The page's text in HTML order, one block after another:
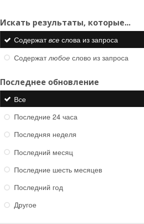
Искать результаты, которые...
Содержатвсеслова из запроса
Содержатлюбоеслово из запроса
Последнее обновление
Все
Последние 24 часа
Последняя неделя
Последний месяц
Последние шесть месяцев
Последний год
Другое